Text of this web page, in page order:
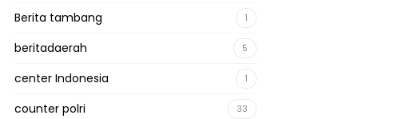
Berita tambang 1
beritadaerah 5
center Indonesia 1
counter polri 33